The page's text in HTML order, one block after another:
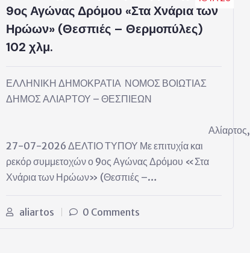
9ος Αγώνας Δρόμου «Στα Χνάρια των
Ηρώων» (Θεσπιές – Θερμοπύλες)
102 χλμ.
ΕΛΛΗΝΙΚΗ ΔΗΜΟΚΡΑΤΙΑ ΝΟΜΟΣ ΒΟΙΩΤΙΑΣ
ΔΗΜΟΣ ΑΛΙΑΡΤΟΥ – ΘΕΣΠΙΕΩΝ
Αλίαρτος,
27-07-2026 ΔΕΛΤΙΟ ΤΥΠΟΥ Με επιτυχία και
ρεκόρ συμμετοχών ο 9ος Αγώνας Δρόμου «Στα
Χνάρια των Ηρώων» (Θεσπιές –…
aliartos 0 Comments